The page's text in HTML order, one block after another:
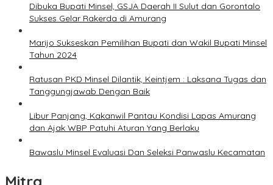
Dibuka Bupati Minsel, GSJA Daerah II Sulut dan Gorontalo
Sukses Gelar Rakerda di Amurang
Marijo Sukseskan Pemilihan Bupati dan Wakil Bupati Minsel
Tahun 2024
Ratusan PKD Minsel Dilantik, Keintjem : Laksana Tugas dan
Tanggungjawab Dengan Baik
Libur Panjang, Kakanwil Pantau Kondisi Lapas Amurang
dan Ajak WBP Patuhi Aturan Yang Berlaku
Bawaslu Minsel Evaluasi Dan Seleksi Panwaslu Kecamatan